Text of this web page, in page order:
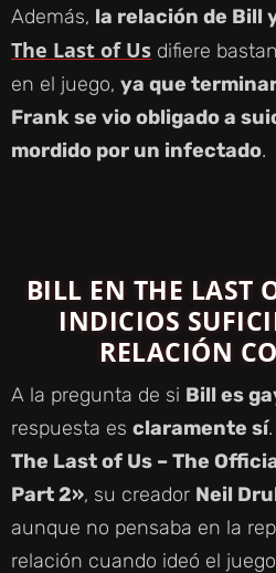
Además, la relación de Bill
The Last of Us difiere
en el juego, ya que
Frank se vio obligado a
mordido por un infectado.
BILL EN THE LAST
INDICIOS
RELACIÓN
A la pregunta de si Bill es
respuesta es claramente sí
The Last of Us – The
Part 2», su creador Neil
aunque no pensaba en la
relación cuando ideó el